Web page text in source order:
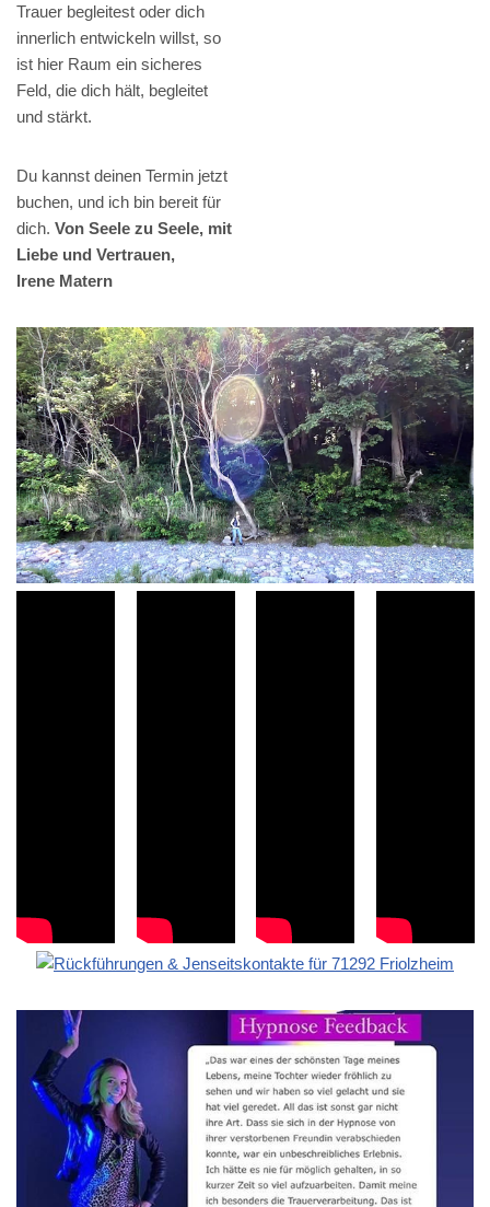
Trauer begleitest oder dich
innerlich entwickeln willst, so
ist hier Raum ein sicheres
Feld, die dich hält, begleitet
und stärkt.
Du kannst deinen Termin jetzt
buchen, und ich bin bereit für
dich. Von Seele zu Seele, mit
Liebe und Vertrauen,
Irene Matern